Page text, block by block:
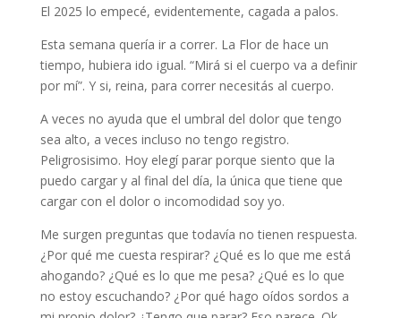
El 2025 lo empecé, evidentemente, cagada a palos.
Esta semana quería ir a correr. La Flor de hace un
tiempo, hubiera ido igual. “Mirá si el cuerpo va a definir
por mí”. Y si, reina, para correr necesitás al cuerpo.
A veces no ayuda que el umbral del dolor que tengo
sea alto, a veces incluso no tengo registro.
Peligrosisimo. Hoy elegí parar porque siento que la
puedo cargar y al final del día, la única que tiene que
cargar con el dolor o incomodidad soy yo.
Me surgen preguntas que todavía no tienen respuesta.
¿Por qué me cuesta respirar? ¿Qué es lo que me está
ahogando? ¿Qué es lo que me pesa? ¿Qué es lo que
no estoy escuchando? ¿Por qué hago oídos sordos a